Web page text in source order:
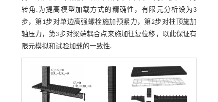
转角.为提高模型加载方式的精确性，有限元分析设为3
步，第1步对单边高强螺栓施加预紧力，第2步对柱顶施加
轴压力，第3步对梁端耦合点来施加往复位移，以此保证有
限元模拟和试验加载的一致性.